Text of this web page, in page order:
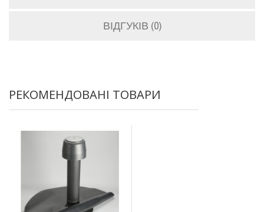
ВІДГУКІВ (0)
РЕКОМЕНДОВАНІ ТОВАРИ